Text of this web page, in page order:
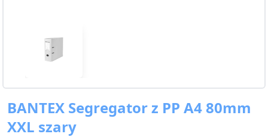
BANTEX Segregator z PP A4 80mm
XXL szary